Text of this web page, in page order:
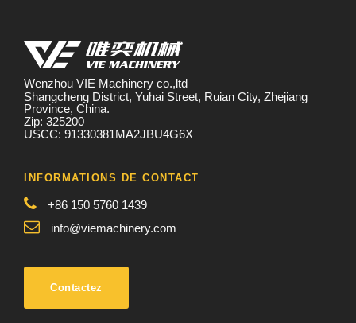
Wenzhou VIE Machinery co.,ltd
Shangcheng District, Yuhai Street, Ruian City, Zhejiang
Province, China.
Zip: 325200
USCC: 91330381MA2JBU4G6X
INFORMATIONS DE CONTACT
+86 150 5760 1439
info@viemachinery.com
Contactez